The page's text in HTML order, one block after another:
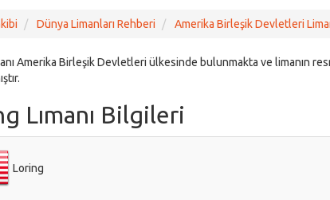
Dünya Limanları Rehberi Amerika Birleşik Devletleri
Amerika Birleşik Devletleri ülkesinde bulunmakta ve limanın
Lımanı Bilgileri
Loring